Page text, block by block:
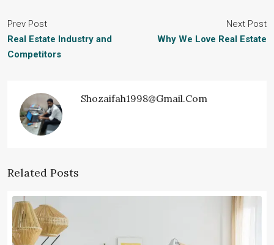
Prev Post
Real Estate Industry and
Competitors
Next Post
Why We Love Real Estate
Shozaifah1998@gmail.com
Related Posts